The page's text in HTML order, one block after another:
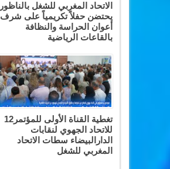
الاتحاد المغربي للشغل بالناظور
يحتضن حفلاً تكريمياً على شرف
أعوان الحراسة والنظافة
بالقاعات الرياضية
تغطية القناة الأولى للمؤتمر12
للاتحاد الجهوي لنقابات
الدارالبيضاء سطات الاتحاد
المغربي للشغل